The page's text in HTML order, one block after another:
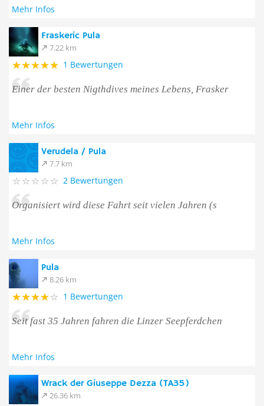
Mehr Infos
Fraskeric Pula
7.22 km
1 Bewertungen
Einer der besten Nigthdives meines Lebens, Frasker
Mehr Infos
Verudela / Pula
7.7 km
2 Bewertungen
Organisiert wird diese Fahrt seit vielen Jahren (s
Mehr Infos
Pula
8.26 km
1 Bewertungen
Seit fast 35 Jahren fahren die Linzer Seepferdchen
Mehr Infos
Wrack der Giuseppe Dezza (TA35)
26.36 km